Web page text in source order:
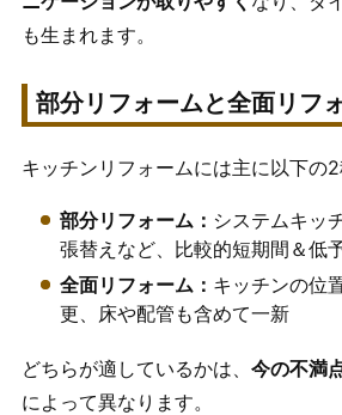
も生まれます。
部分リフォームと全面リフ
キッチンリフォームには主に以下の2
部分リフォーム： システムキッ
張替えなど、比較的短期間＆低
全面リフォーム： キッチンの位
更、床や配管も含めて一新
どちらが適しているかは、 今の不満
によって異なります。